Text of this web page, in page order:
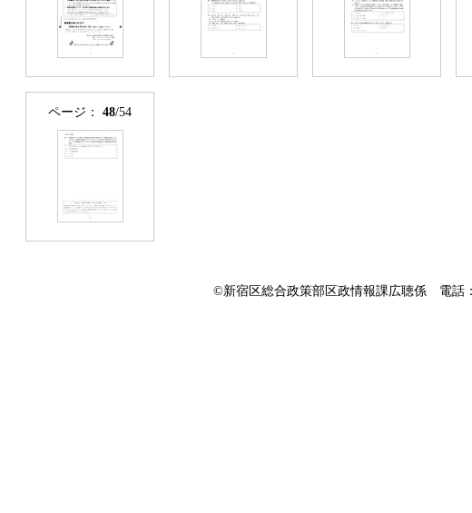
ページ： 48/54
©新宿区総合政策部区政情報課広聴係 電話